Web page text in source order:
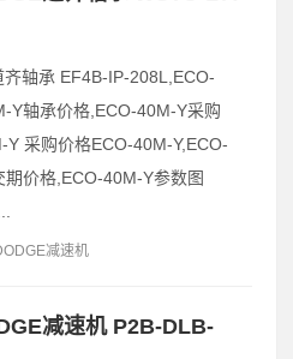
轴承 EF4B-IP-208L,ECO-
Y轴承价格,ECO-40M-Y采购
采购价格ECO-40M-Y,ECO-
价格,ECO-40M-Y参数图
减速机
减速机 P2B-DLB-